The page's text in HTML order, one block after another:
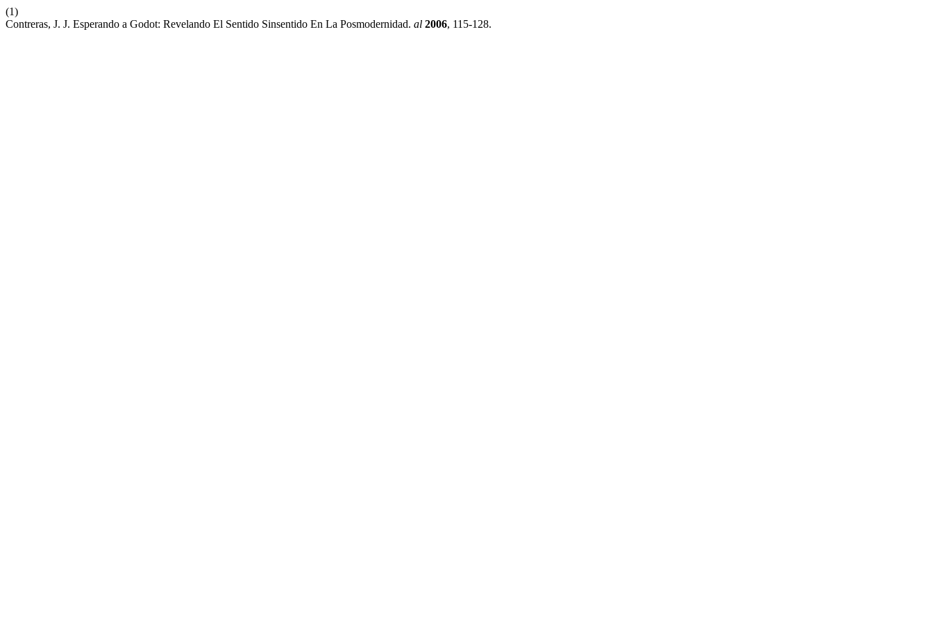
(1)
Contreras, J. J. Esperando a Godot: Revelando El Sentido Sinsentido En La Posmodernidad. al 2006, 115-128.